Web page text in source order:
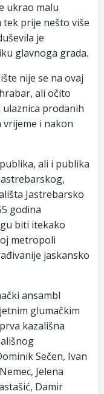
ukrao malu
tek prije nešto više
je
glavnoga grada.
nije se na ovaj
ali očito
prodanih
vrijeme i nakon
ali i publika
Jastrebarsko
godina
biti itekako
metropoli
jaskansko
ansambl
glumačkim
kazališna
Sečen, Ivan
Jelena
Damir